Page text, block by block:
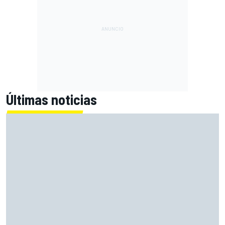
Últimas noticias